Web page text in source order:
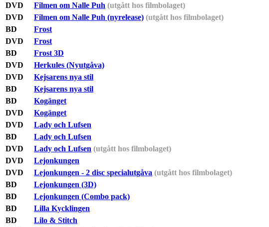
DVD
Filmen om Nalle Puh (utgått hos filmbolaget)
DVD
Filmen om Nalle Puh (nyrelease) (utgått hos filmbolaget)
BD
Frost
DVD
Frost
BD
Frost 3D
DVD
Herkules (Nyutgåva)
DVD
Kejsarens nya stil
BD
Kejsarens nya stil
BD
Kogänget
DVD
Kogänget
DVD
Lady och Lufsen
BD
Lady och Lufsen
DVD
Lady och Lufsen (utgått hos filmbolaget)
DVD
Lejonkungen
DVD
Lejonkungen - 2 disc specialutgåva (utgått hos filmbolaget)
BD
Lejonkungen (3D)
BD
Lejonkungen (Combo pack)
BD
Lilla Kycklingen
BD
Lilo & Stitch